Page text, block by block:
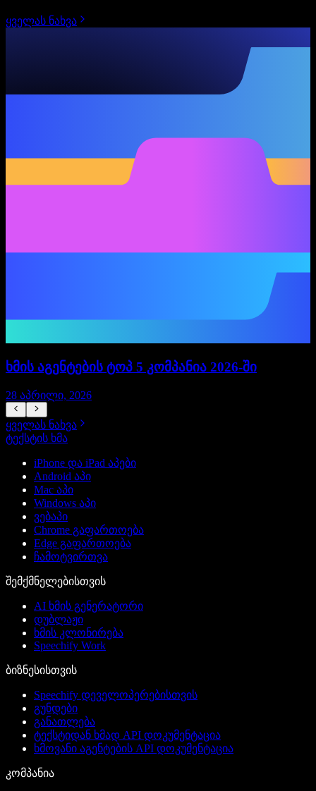
ყველას ნახვა
ხმის აგენტების ტოპ 5 კომპანია 2026-ში
28 აპრილი, 2026
ყველას ნახვა
ტექსტის ხმა
iPhone და iPad აპები
Android აპი
Mac აპი
Windows აპი
ვებაპი
Chrome გაფართოება
Edge გაფართოება
ჩამოტვირთვა
შემქმნელებისთვის
AI ხმის გენერატორი
დუბლაჟი
ხმის კლონირება
Speechify Work
ბიზნესისთვის
Speechify დეველოპერებისთვის
გუნდები
განათლება
ტექსტიდან ხმად API დოკუმენტაცია
ხმოვანი აგენტების API დოკუმენტაცია
კომპანია